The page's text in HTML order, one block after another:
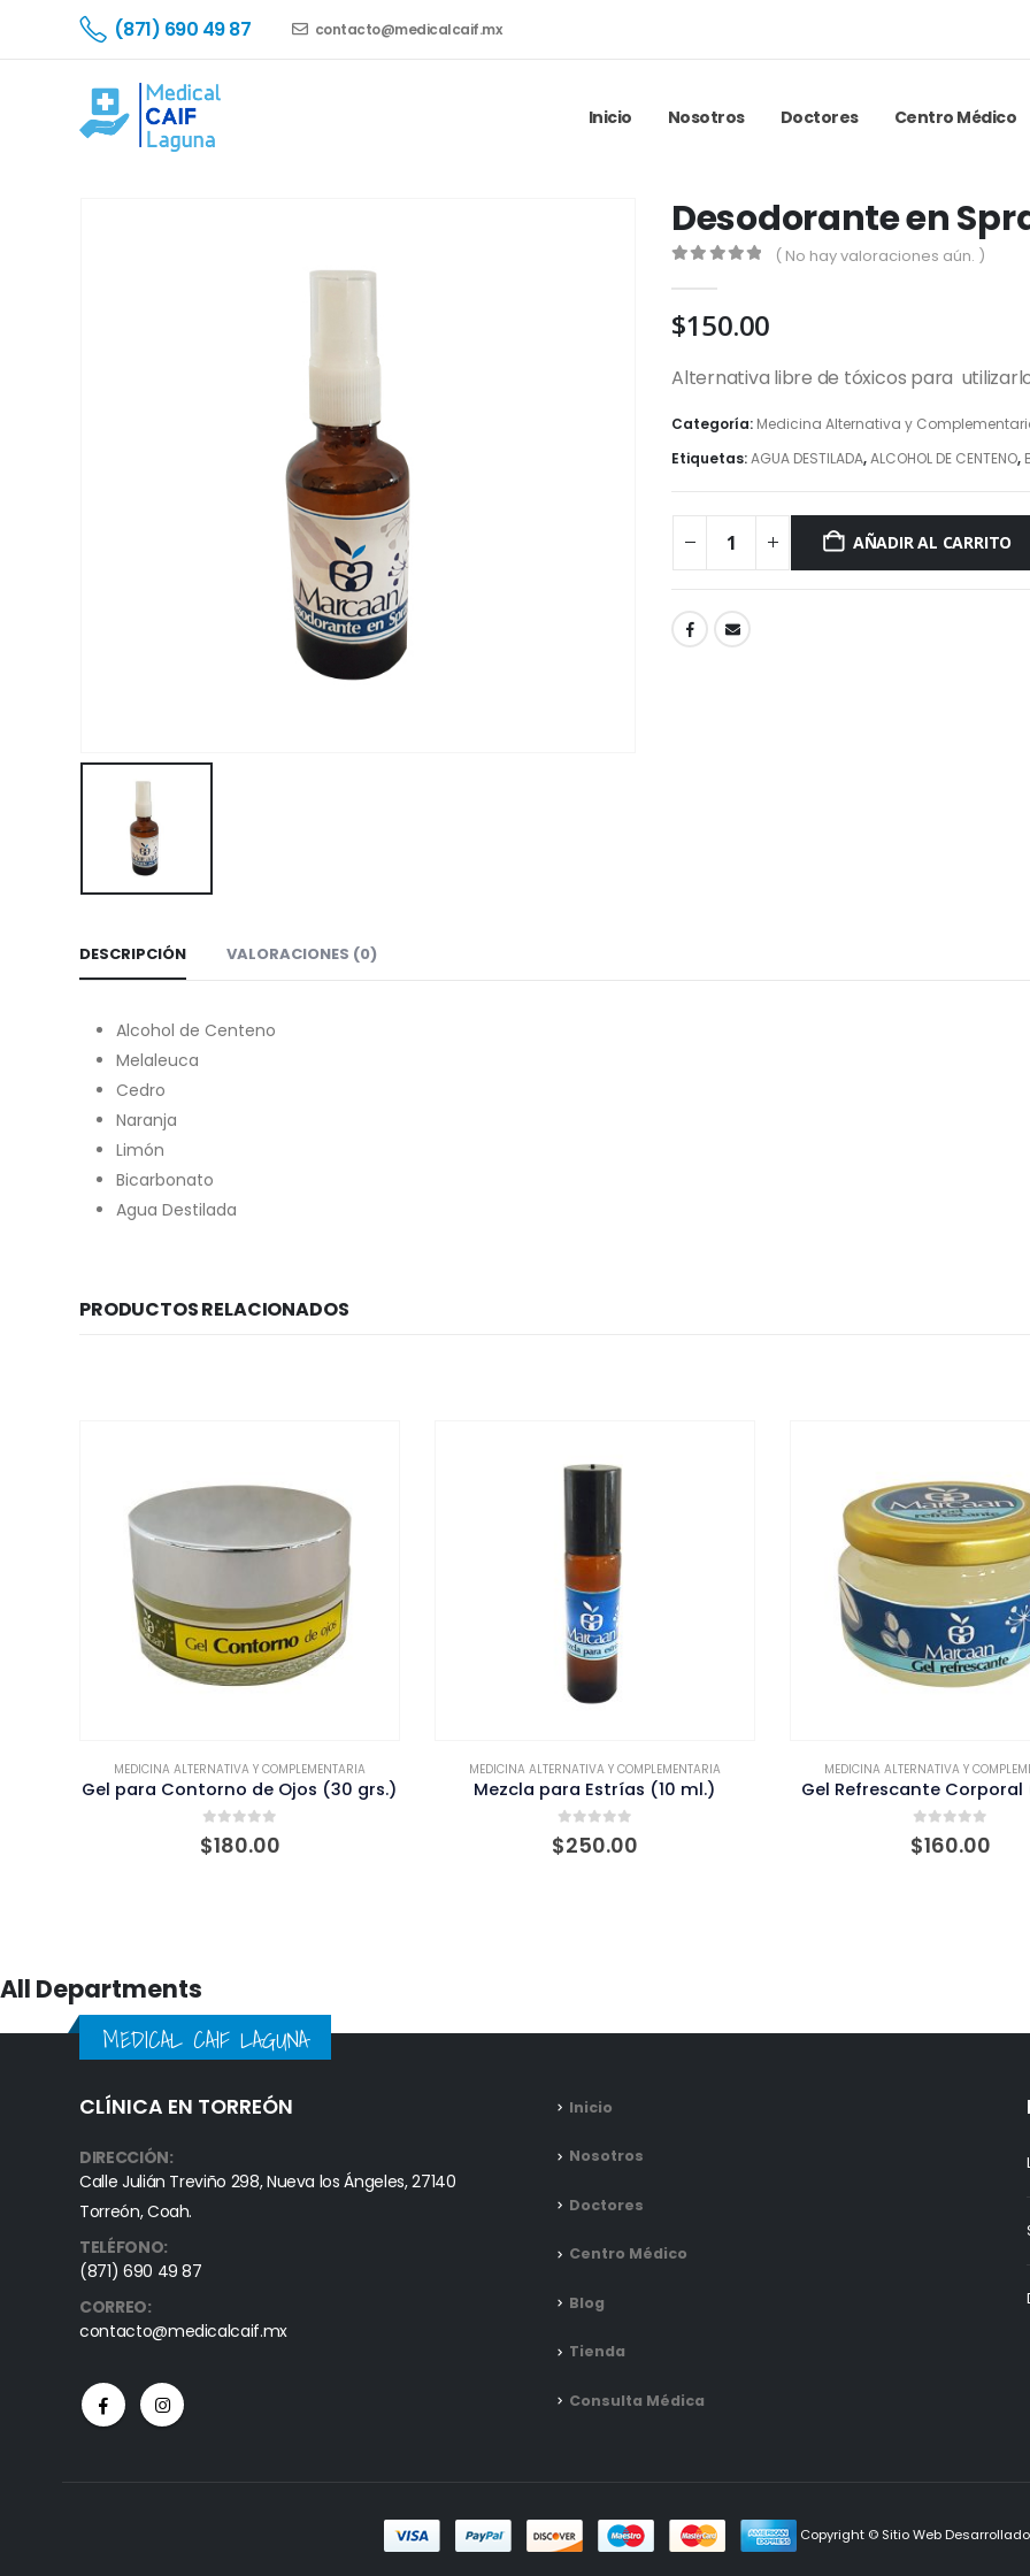
(871) 690 49 87 contacto@medicalcaif.mx
Inicio Nosotros Doctores Centro Médico
Desodorante en
( No hay valoraciones aún. )
$150.00
Alternativa libre de tóxicos para
Categoría: Medicina Alternativa y
Etiquetas:AGUA DESTILADA,ALCOHOL DE CENTENO,
AÑADIR AL CARRITO
DESCRIPCIÓN VALORACIONES (0)
Alcohol de Centeno
Melaleuca
Cedro
Naranja
Limón
Bicarbonato
Agua Destilada
PRODUCTOS RELACIONADOS
MEDICINA ALTERNATIVA Y COMPLEMENTARIA
Mezcla para Estrías (10 ml.)
0 out of 5
$250.00
MEDICINA ALTERNATIVA Y COMPLEMENTARIA
Gel Refrescante Corporal (110 ml.)
0 out of 5
$160.00
MEDICINA ALTERNATIVA Y
Fijador para Maquillaje
0 out of 5
$150.00
All Departments
MEDICAL CAIF LAGUNA
CLÍNICA EN TORREÓN
DIRECCIÓN:
Calle Julián Treviño 298, Nueva los Ángeles, 27140
Torreón, Coah.
TELÉFONO:
(871) 690 49 87
CORREO:
contacto@medicalcaif.mx
Inicio
Nosotros
Doctores
Centro Médico
Blog
Tienda
Consulta Médica
Copyright © Sitio Web